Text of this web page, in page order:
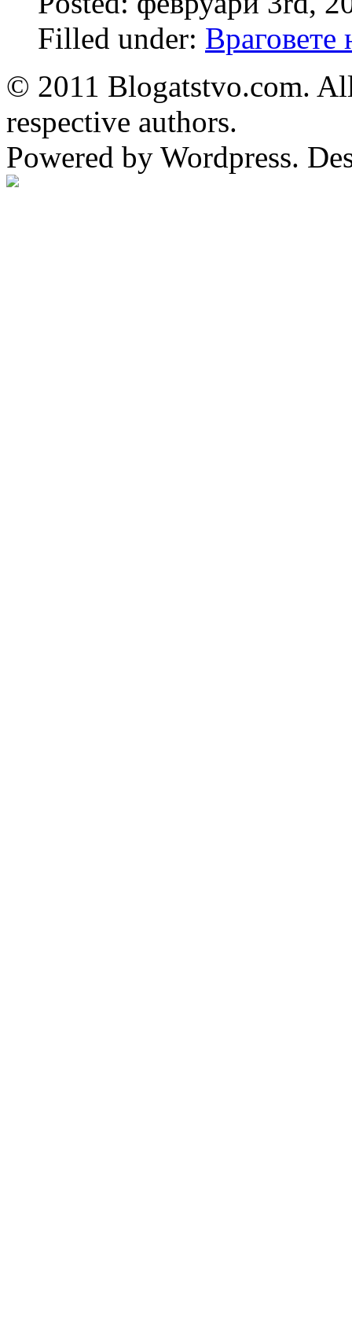
Filled under: Враговете
© 2011 Blogatstvo.com.
respective authors.
Powered by Wordpress.